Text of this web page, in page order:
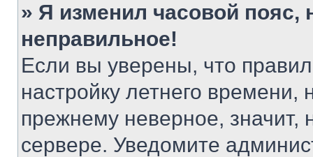
» Я изменил часовой пояс,
неправильное!
Если вы уверены, что
настройку летнего
прежнему неверное, значит,
сервере. Уведомите